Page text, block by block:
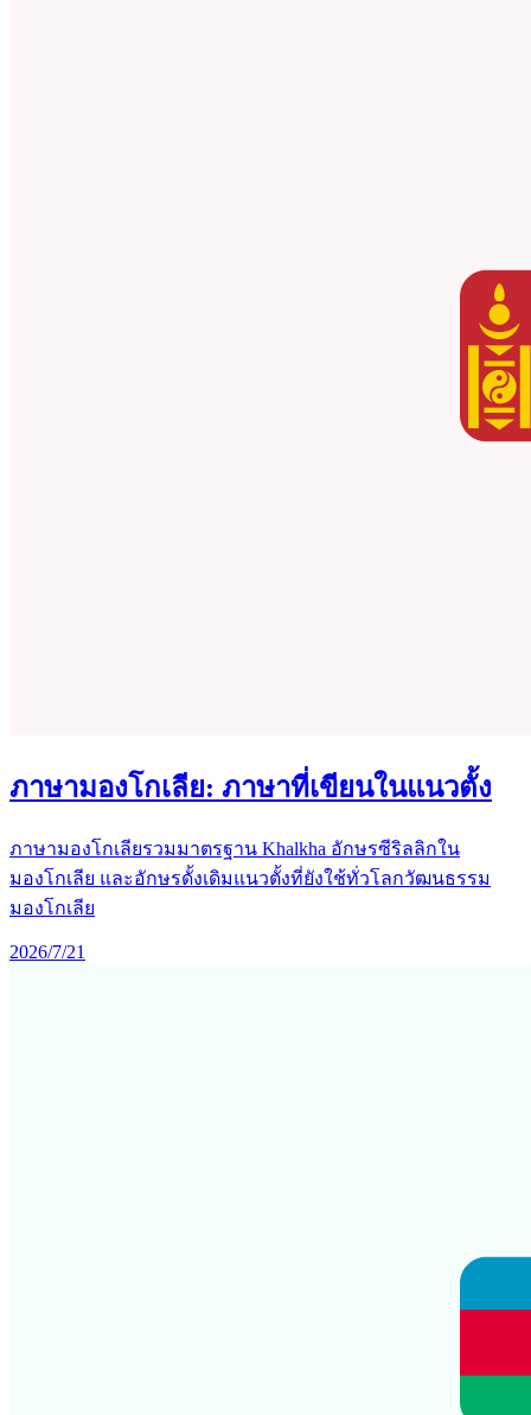
ภาษามองโกเลีย: ภาษาที่เขียนในแนวตั้ง
ภาษามองโกเลียรวมมาตรฐาน Khalkha อักษรซีริลลิกใน
มองโกเลีย และอักษรดั้งเดิมแนวตั้งที่ยังใช้ทั่วโลกวัฒนธรรม
มองโกเลีย
2026/7/21